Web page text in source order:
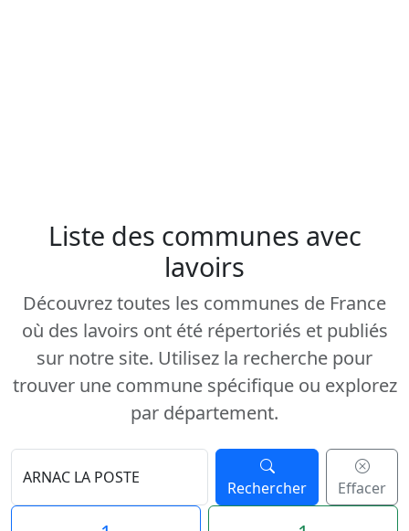
Liste des communes avec
lavoirs
Découvrez toutes les communes de France
où des lavoirs ont été répertoriés et publiés
sur notre site. Utilisez la recherche pour
trouver une commune spécifique ou explorez
par département.
Rechercher Effacer